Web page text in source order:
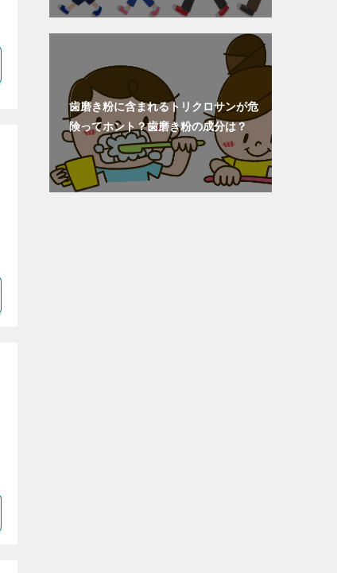
歯磨き粉に含まれるトリクロサンが危
険ってホント？歯磨き粉の成分は？